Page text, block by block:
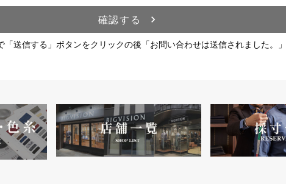
確認する
navigate_next
「送信する」ボタンをクリックの後「お問い合わせは送信されました。